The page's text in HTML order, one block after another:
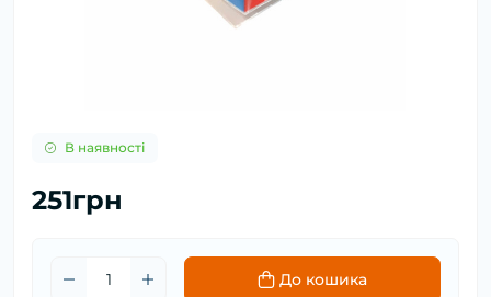
В наявності
251грн
До кошика